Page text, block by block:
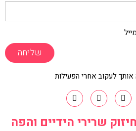
שליחה
אותך לעקוב אחרי הפעילות
שרירי הידיים והפה